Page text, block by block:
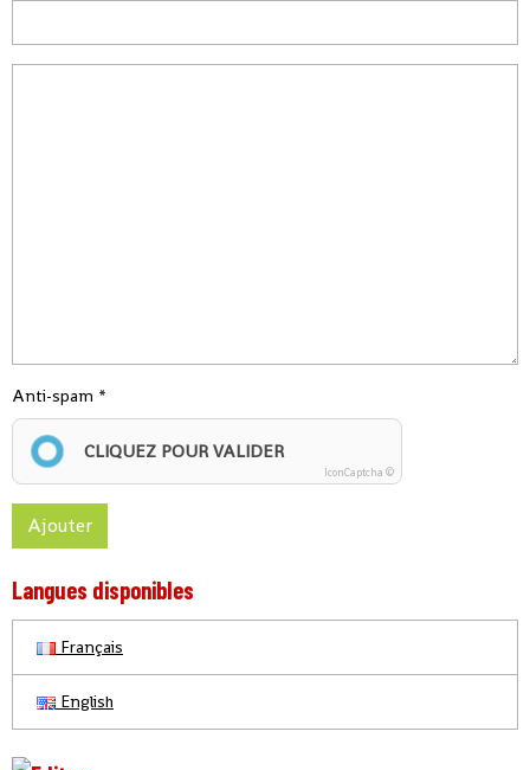
Anti-spam
CLIQUEZ POUR VALIDER
IconCaptcha ©
Ajouter
Langues disponibles
Français
English